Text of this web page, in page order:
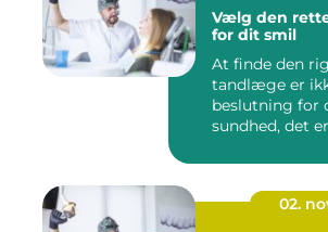
Vælg den
for dit smil
At finde den
tandlæge er
beslutning for
sundhed, det
02.